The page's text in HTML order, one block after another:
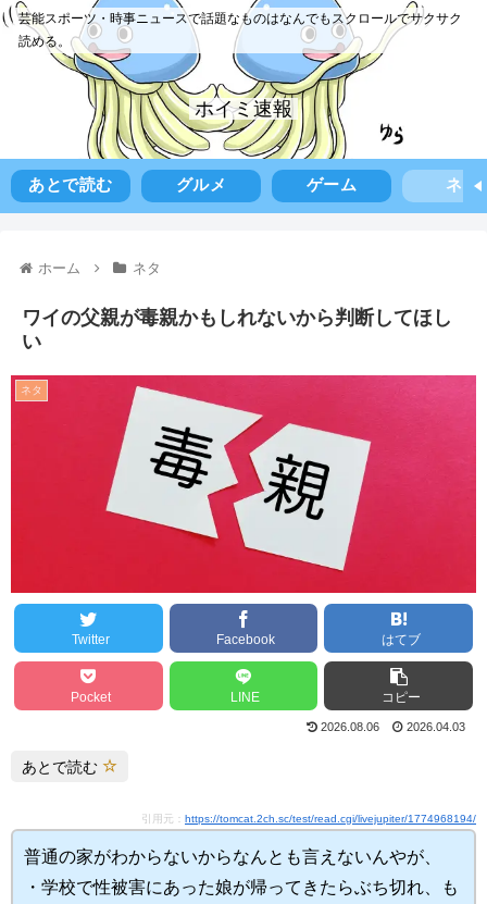
芸能スポーツ・時事ニュースで話題なものはなんでもスクロールでサクサク
読める。
ホイミ速報
あとで読む グルメ ゲーム ネタ
ホーム ネタ
ワイの父親が毒親かもしれないから判断してほし
い
ネタ
Twitter Facebook はてブ
Pocket LINE コピー
2026.08.06 2026.04.03
あとで読む
引用元： https://tomcat.2ch.sc/test/read.cgi/livejupiter/1774968194/
普通の家がわからないからなんとも言えないんやが、
・学校で性被害にあった娘が帰ってきたらぶち切れ、も